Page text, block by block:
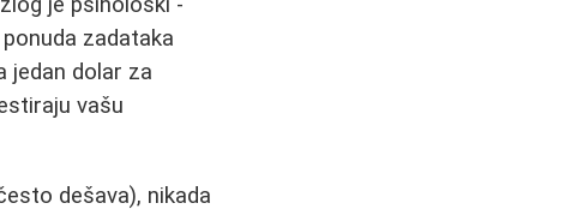
zadataka
jedan dolar za
vašu
dešava), nikada